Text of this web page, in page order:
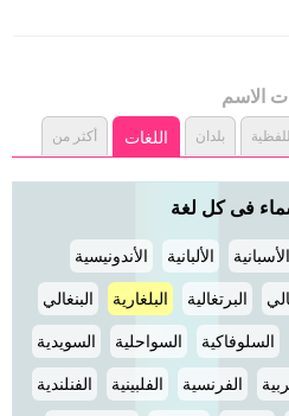
الاسم
بلدان اللغات أكثر من
فى كل لغة
الأسبانية الألبانية الأندونيسية
البرتغالية البلغارية البنغالي
السلوفاكية السواحلية السويدية
الفرنسية الفلبينية الفنلندية